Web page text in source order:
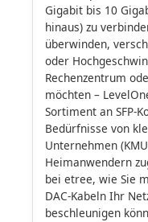
Gigabit bis 10
hinaus) zu
überwinden,
oder
Rechenzentrum
möchten –
Sortiment an SFP-
Bedürfnisse von
Unternehmen
Heimanwendern
bei etree, wie Sie
DAC-Kabeln Ihr
beschleunigen